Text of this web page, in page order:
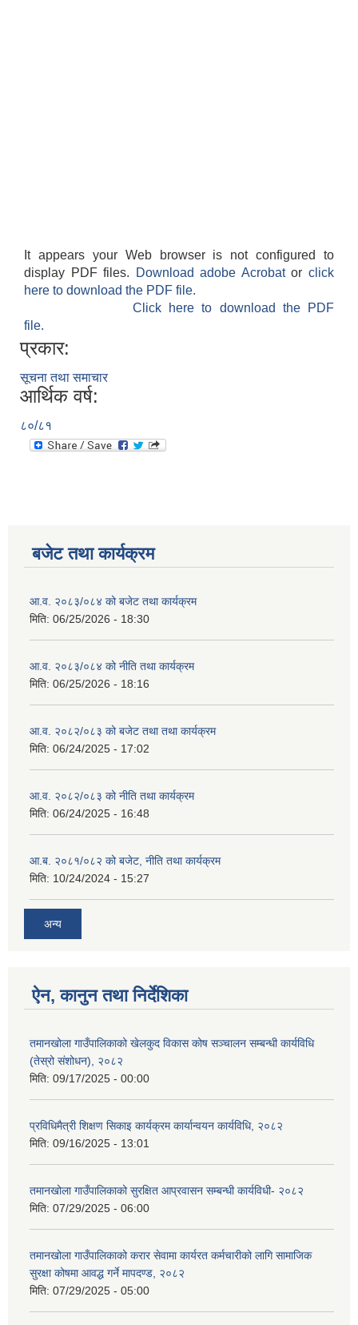
It appears your Web browser is not configured to
display PDF files.
Download adobe Acrobatorclick
here to download the PDF file.
Click here to download the PDF
file.
प्रकार:
सूचना तथा समाचार
आर्थिक वर्ष:
८०/८१
बजेट तथा कार्यक्रम
आ.व. २०८३/०८४ को बजेट तथा कार्यक्रम
मिति: 06/25/2026 - 18:30
आ.व. २०८३/०८४ को नीति तथा कार्यक्रम
मिति: 06/25/2026 - 18:16
आ.व. २०८२/०८३ को बजेट तथा तथा कार्यक्रम
मिति: 06/24/2025 - 17:02
आ.व. २०८२/०८३ को नीति तथा कार्यक्रम
मिति: 06/24/2025 - 16:48
आ.ब. २०८१/०८२ को बजेट, नीति तथा कार्यक्रम
मिति: 10/24/2024 - 15:27
अन्य
ऐन, कानुन तथा निर्देशिका
तमानखोला गाउँपालिकाको खेलकुद विकास कोष सञ्चालन सम्बन्धी कार्यविधि
(तेस्रो संशोधन), २०८२
मिति: 09/17/2025 - 00:00
प्रविधिमैत्री शिक्षण सिकाइ कार्यक्रम कार्यान्वयन कार्यविधि, २०८२
मिति: 09/16/2025 - 13:01
तमानखोला गाउँपालिकाको सुरक्षित आप्रवासन सम्बन्धी कार्यविधी- २०८२
मिति: 07/29/2025 - 06:00
तमानखोला गाउँपालिकाको करार सेवामा कार्यरत कर्मचारीको लागि सामाजिक
सुरक्षा कोषमा आवद्ध गर्ने मापदण्ड, २०८२
मिति: 07/29/2025 - 05:00